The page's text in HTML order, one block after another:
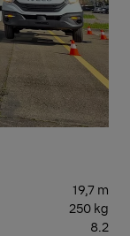
19,7 m
250 kg
8.2